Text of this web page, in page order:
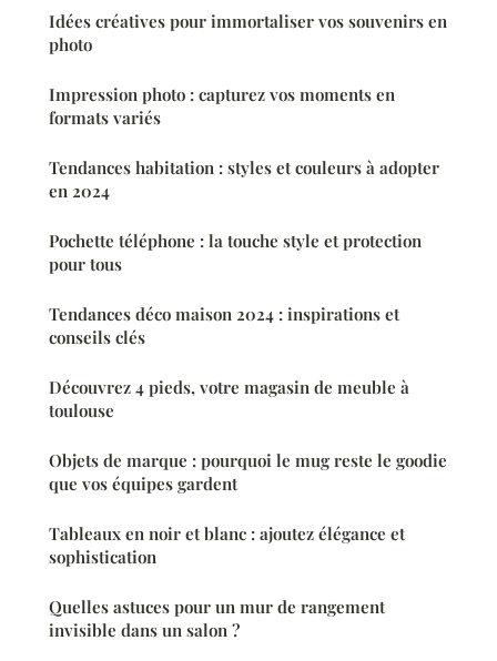
Idées créatives pour immortaliser vos souvenirs en
photo
Impression photo : capturez vos moments en
formats variés
Tendances habitation : styles et couleurs à adopter
en 2024
Pochette téléphone : la touche style et protection
pour tous
Tendances déco maison 2024 : inspirations et
conseils clés
Découvrez 4 pieds, votre magasin de meuble à
toulouse
Objets de marque : pourquoi le mug reste le goodie
que vos équipes gardent
Tableaux en noir et blanc : ajoutez élégance et
sophistication
Quelles astuces pour un mur de rangement
invisible dans un salon ?